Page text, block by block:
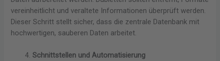
vereinheitlicht und veraltete Informationen überprüft werden.
Dieser Schritt stellt sicher, dass die zentrale Datenbank mit
hochwertigen, sauberen Daten arbeitet.
Schnittstellen und Automatisierung